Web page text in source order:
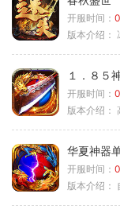
开服时间：
版本介绍：
１．８５
开服时间：
版本介绍：
华夏神器
开服时间：
版本介绍：